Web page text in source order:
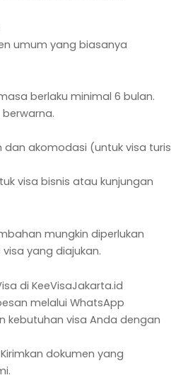
umum yang biasanya
berlaku minimal 6 bulan.
dan akomodasi (untuk visa turis
visa bisnis atau kunjungan
mungkin diperlukan
yang diajukan.
di KeeVisaJakarta.id
melalui WhatsApp
kebutuhan visa Anda dengan
dokumen yang